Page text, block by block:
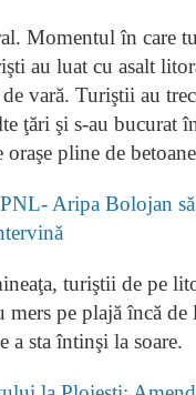
au luat cu asalt
vară. Turiştii au
ţări şi s-au bucurat
pline de
Aripa Bolojan
turiştii de pe
mers pe plajă încă
a sta întinşi la soare.